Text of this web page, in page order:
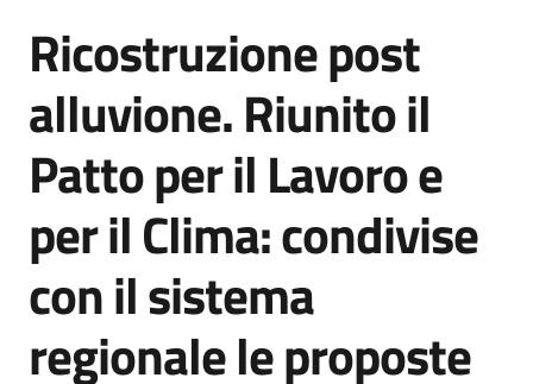
Agenzia
di
informazione
e
comunicazione
Seguici
Salta al contenuto
Ricostruzione post
alluvione. Riunito il
Patto per il Lavoro e
per il Clima: condivise
con il sistema
regionale le proposte